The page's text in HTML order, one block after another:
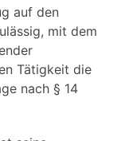
auf den
mit dem
Tätigkeit die
nach § 14